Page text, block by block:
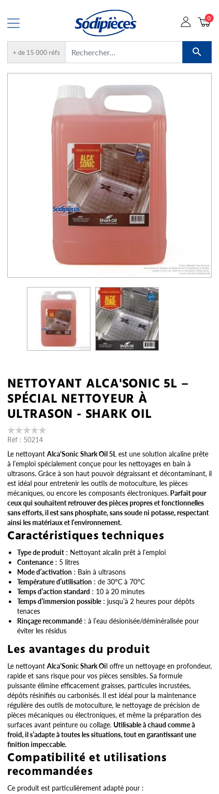
+ de 15 000 réfs 
0
NETTOYANT ALCA'SONIC 5L –
SPÉCIAL NETTOYEUR À
ULTRASON - SHARK OIL
Réf : 50214
Le nettoyant Alca'Sonic Shark Oil 5L est une solution alcaline prête
à l’emploi spécialement conçue pour les nettoyages en bain à
ultrasons. Grâce à son haut pouvoir dégraissant et décontaminant, il
est idéal pour entretenir les outils de motoculture, les pièces
mécaniques, ou encore les composants électroniques. Parfait pour
ceux qui souhaitent retrouver des pièces propres et fonctionnelles
sans efforts, il est sans phosphate, sans soude ni potasse, respectant
ainsi les matériaux et l’environnement.
Caractéristiques techniques
Type de produit : Nettoyant alcalin prêt à l’emploi
Contenance : 5 litres
Mode d’activation : Bain à ultrasons
Température d’utilisation : de 30°C à 70°C
Temps d’action standard : 10 à 20 minutes
Temps d’immersion possible : jusqu’à 2 heures pour dépôts
tenaces
Rinçage recommandé : à l’eau désionisée/déminéralisée pour
éviter les résidus
Les avantages du produit
Le nettoyant Alca'Sonic Shark Oil offre un nettoyage en profondeur,
rapide et sans risque pour vos pièces sensibles. Sa formule
puissante élimine efficacement graisses, particules incrustées,
dépôts résinifiés ou carbonisés. Il est idéal pour la maintenance
régulière des outils de motoculture, le nettoyage de précision de
pièces mécaniques ou électroniques, et même la préparation des
surfaces avant peinture ou collage. Utilisable à chaud comme à
froid, il s’adapte à toutes les situations, tout en garantissant une
finition impeccable.
Compatibilité et utilisations
recommandées
Ce produit est particulièrement adapté pour :